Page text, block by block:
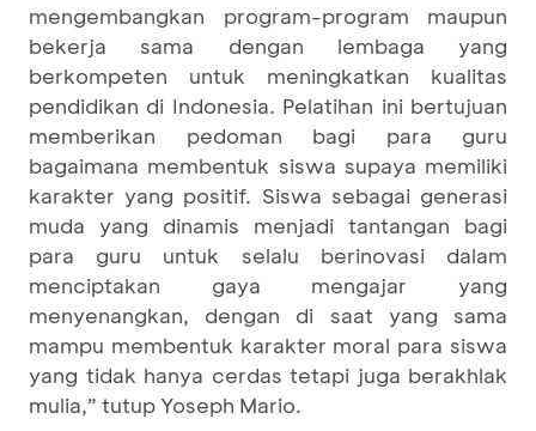
mengembangkan program-program maupun
bekerja sama dengan lembaga yang
berkompeten untuk meningkatkan kualitas
pendidikan di Indonesia. Pelatihan ini bertujuan
memberikan pedoman bagi para guru
bagaimana membentuk siswa supaya memiliki
karakter yang positif. Siswa sebagai generasi
muda yang dinamis menjadi tantangan bagi
para guru untuk selalu berinovasi dalam
menciptakan gaya mengajar yang
menyenangkan, dengan di saat yang sama
mampu membentuk karakter moral para siswa
yang tidak hanya cerdas tetapi juga berakhlak
mulia,” tutup Yoseph Mario.